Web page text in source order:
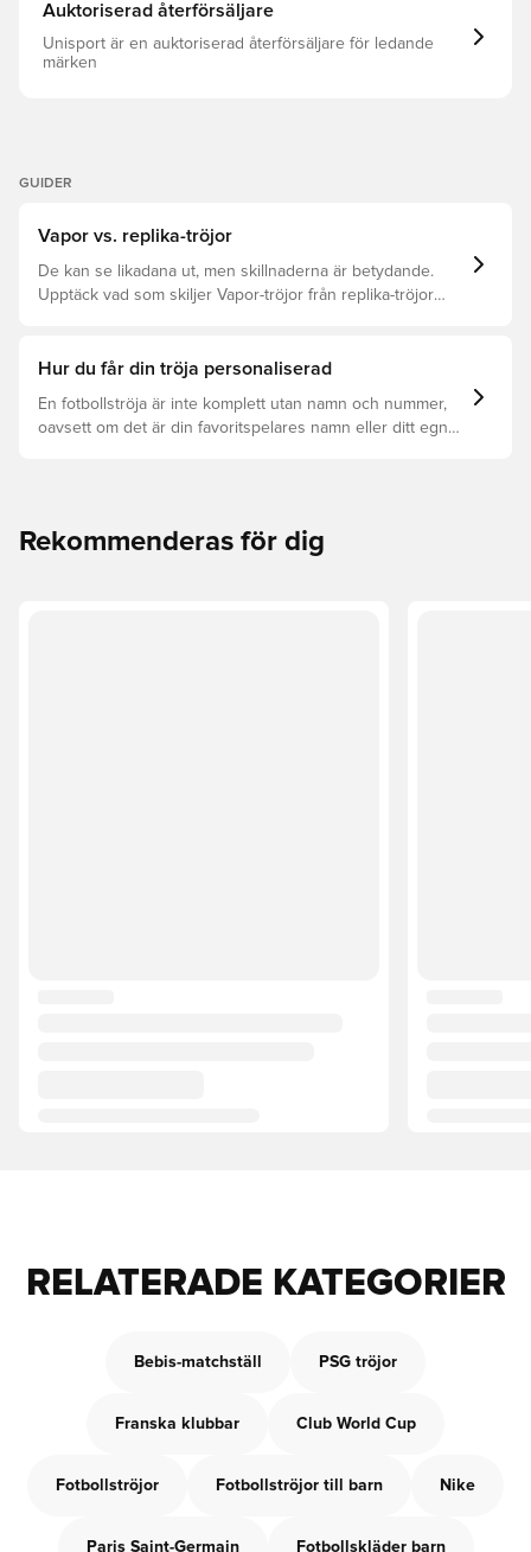
Auktoriserad återförsäljare
Unisport är en auktoriserad återförsäljare för ledande
märken
GUIDER
Vapor vs. replika-tröjor
De kan se likadana ut, men skillnaderna är betydande.
Upptäck vad som skiljer Vapor-tröjor från replika-tröjor
Hur du får din tröja personaliserad
En fotbollströja är inte komplett utan namn och nummer,
oavsett om det är din favoritspelares namn eller ditt egna.
Rekommenderas för dig
RELATERADE KATEGORIER
Bebis-matchställ PSG tröjor
Franska klubbar Club World Cup
Fotbollströjor Fotbollströjor till barn Nike
Paris Saint-Germain Fotbollskläder barn